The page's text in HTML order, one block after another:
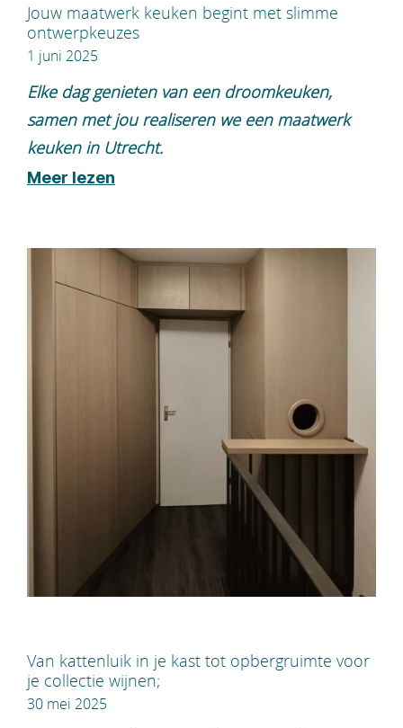
Jouw maatwerk keuken begint met slimme
ontwerpkeuzes
1 juni 2025
Elke dag genieten van een droomkeuken,
samen met jou realiseren we een maatwerk
keuken in Utrecht.
Meer lezen
Van kattenluik in je kast tot opbergruimte voor
je collectie wijnen;
30 mei 2025